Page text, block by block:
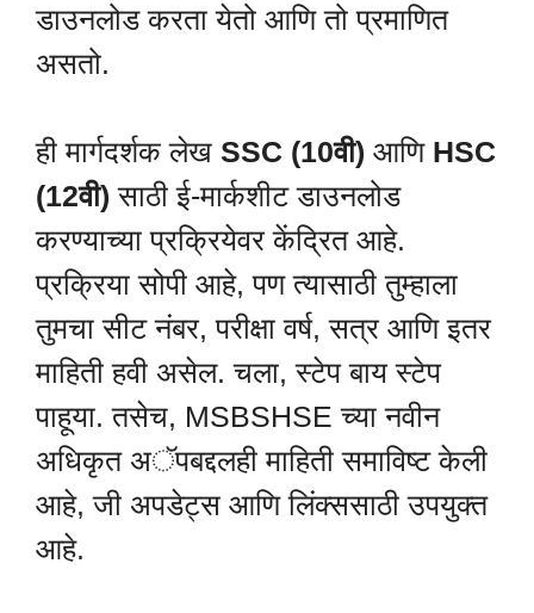
डाउनलोड करता येतो आणि तो प्रमाणित
असतो.
ही मार्गदर्शक लेख SSC (10वी) आणि HSC
(12वी) साठी ई-मार्कशीट डाउनलोड
करण्याच्या प्रक्रियेवर केंद्रित आहे.
प्रक्रिया सोपी आहे, पण त्यासाठी तुम्हाला
तुमचा सीट नंबर, परीक्षा वर्ष, सत्र आणि इतर
माहिती हवी असेल. चला, स्टेप बाय स्टेप
पाहूया. तसेच, MSBSHSE च्या नवीन
अधिकृत अॅपबद्दलही माहिती समाविष्ट केली
आहे, जी अपडेट्स आणि लिंक्ससाठी उपयुक्त
आहे.